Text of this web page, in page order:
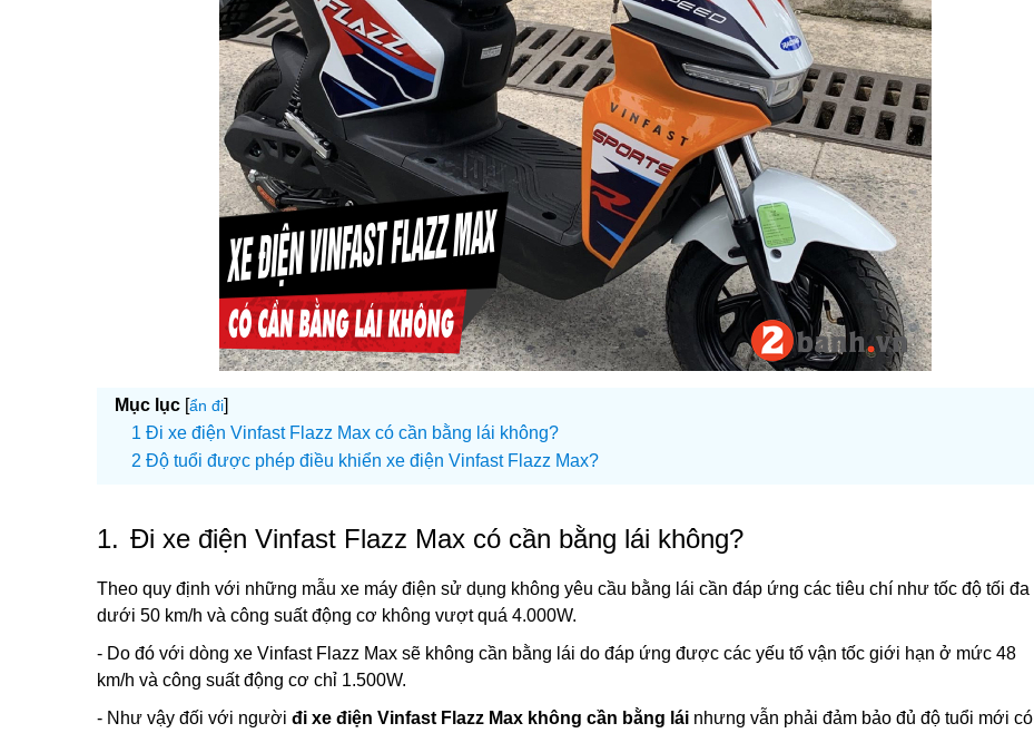
Mục lục [ẩn đi]
Đi xe điện Vinfast Flazz Max có cần bằng lái không?
Độ tuổi được phép điều khiển xe điện Vinfast Flazz Max?
1. Đi xe điện Vinfast Flazz Max có cần bằng lái không?
Theo quy định với những mẫu xe máy điện sử dụng không yêu cầu bằng lái cần đáp ứng các tiêu chí như tốc độ tối đa
dưới 50 km/h và công suất động cơ không vượt quá 4.000W.
- Do đó với dòng xe Vinfast Flazz Max sẽ không cần bằng lái do đáp ứng được các yếu tố vận tốc giới hạn ở mức 48
km/h và công suất động cơ chỉ 1.500W.
- Như vậy đối với người đi xe điện Vinfast Flazz Max không cần bằng lái nhưng vẫn phải đảm bảo đủ độ tuổi mới có